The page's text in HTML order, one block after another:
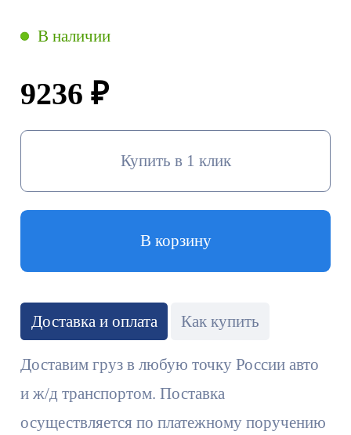
9236 ₽
В наличии
В корзину
Купить в 1 клик
Доставка и оплата Как купить
Доставим груз в любую точку России авто
и ж/д транспортом. Поставка
осуществляется по платежному поручению